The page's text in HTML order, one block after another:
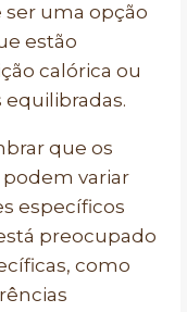
uma opção
estão
calórica ou
que os
variar
específicos
preocupado
como